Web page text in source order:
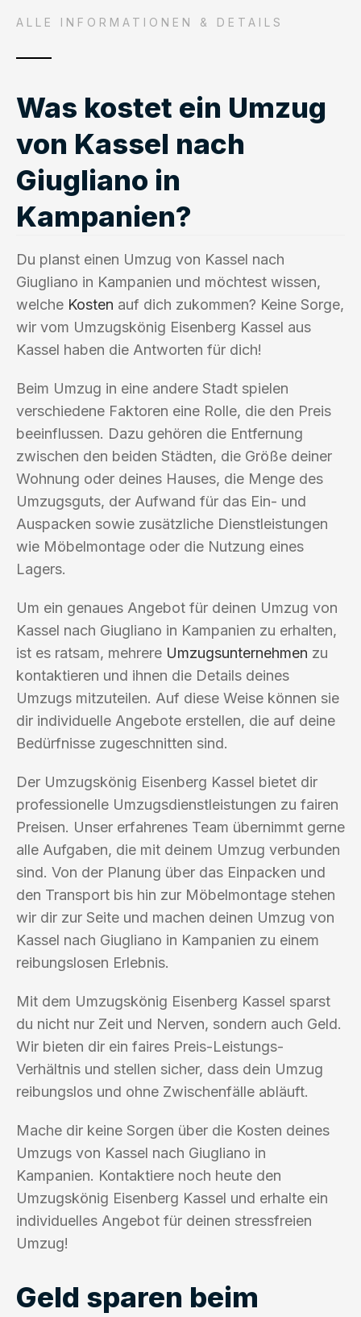
ALLE INFORMATIONEN & DETAILS
Was kostet ein Umzug
von Kassel nach
Giugliano in
Kampanien?
Du planst einen Umzug von Kassel nach
Giugliano in Kampanien und möchtest wissen,
welche Kosten auf dich zukommen? Keine Sorge,
wir vom Umzugskönig Eisenberg Kassel aus
Kassel haben die Antworten für dich!
Beim Umzug in eine andere Stadt spielen
verschiedene Faktoren eine Rolle, die den Preis
beeinflussen. Dazu gehören die Entfernung
zwischen den beiden Städten, die Größe deiner
Wohnung oder deines Hauses, die Menge des
Umzugsguts, der Aufwand für das Ein- und
Auspacken sowie zusätzliche Dienstleistungen
wie Möbelmontage oder die Nutzung eines
Lagers.
Um ein genaues Angebot für deinen Umzug von
Kassel nach Giugliano in Kampanien zu erhalten,
ist es ratsam, mehrere Umzugsunternehmen zu
kontaktieren und ihnen die Details deines
Umzugs mitzuteilen. Auf diese Weise können sie
dir individuelle Angebote erstellen, die auf deine
Bedürfnisse zugeschnitten sind.
Der Umzugskönig Eisenberg Kassel bietet dir
professionelle Umzugsdienstleistungen zu fairen
Preisen. Unser erfahrenes Team übernimmt gerne
alle Aufgaben, die mit deinem Umzug verbunden
sind. Von der Planung über das Einpacken und
den Transport bis hin zur Möbelmontage stehen
wir dir zur Seite und machen deinen Umzug von
Kassel nach Giugliano in Kampanien zu einem
reibungslosen Erlebnis.
Mit dem Umzugskönig Eisenberg Kassel sparst
du nicht nur Zeit und Nerven, sondern auch Geld.
Wir bieten dir ein faires Preis-Leistungs-
Verhältnis und stellen sicher, dass dein Umzug
reibungslos und ohne Zwischenfälle abläuft.
Mache dir keine Sorgen über die Kosten deines
Umzugs von Kassel nach Giugliano in
Kampanien. Kontaktiere noch heute den
Umzugskönig Eisenberg Kassel und erhalte ein
individuelles Angebot für deinen stressfreien
Umzug!
Geld sparen beim